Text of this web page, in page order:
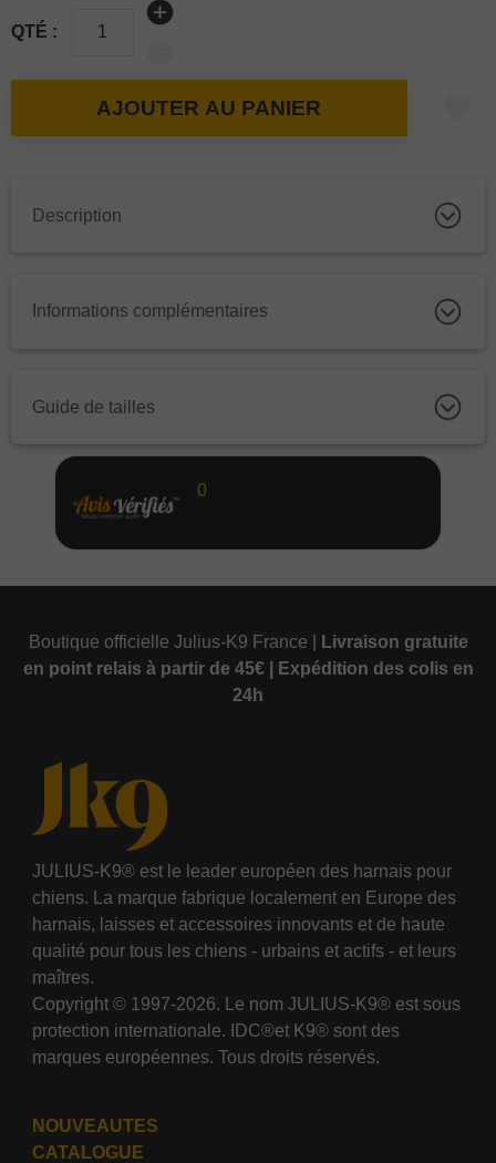
QTÉ :
AJOUTER AU PANIER
Description
Informations complémentaires
Guide de tailles
0
Boutique officielle Julius-K9 France |
Livraison gratuite
en point relais à partir de 45€ | Expédition des colis en
24h
JULIUS-K9® est le leader européen des harnais pour
chiens. La marque fabrique localement en Europe des
harnais, laisses et accessoires innovants et de haute
qualité pour tous les chiens - urbains et actifs - et leurs
maîtres.
Copyright © 1997-2026. Le nom JULIUS-K9® est sous
protection internationale. IDC®et K9® sont des
marques européennes. Tous droits réservés.
NOUVEAUTES
CATALOGUE